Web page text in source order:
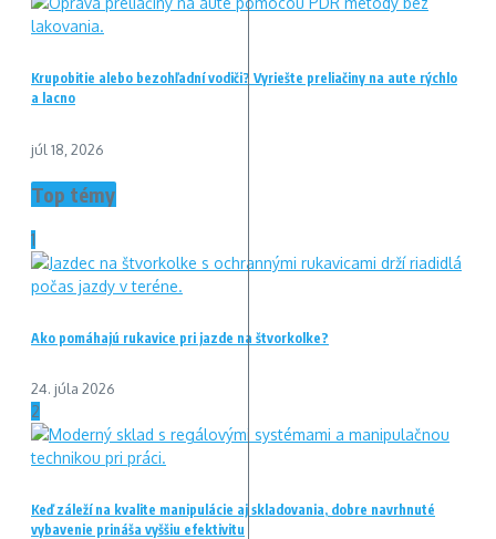
Krupobitie alebo bezohľadní vodiči? Vyriešte preliačiny na aute rýchlo
a lacno
júl 18, 2026
Top témy
1
Ako pomáhajú rukavice pri jazde na štvorkolke?
24. júla 2026
2
Keď záleží na kvalite manipulácie aj skladovania, dobre navrhnuté
vybavenie prináša vyššiu efektivitu